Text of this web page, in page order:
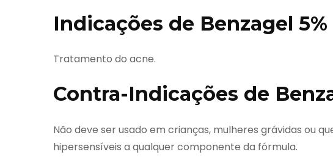
Indicações de Benzagel 5%
Tratamento do acne.
Contra-Indicações de
Não deve ser usado em crianças, mulheres grávidas ou
hipersensíveis a qualquer componente da fórmula.